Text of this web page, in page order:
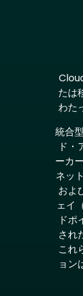
たは
わた
統合
ド・
ーカ
ネッ
およ
ェイ
ドポ
され
これ
ョン